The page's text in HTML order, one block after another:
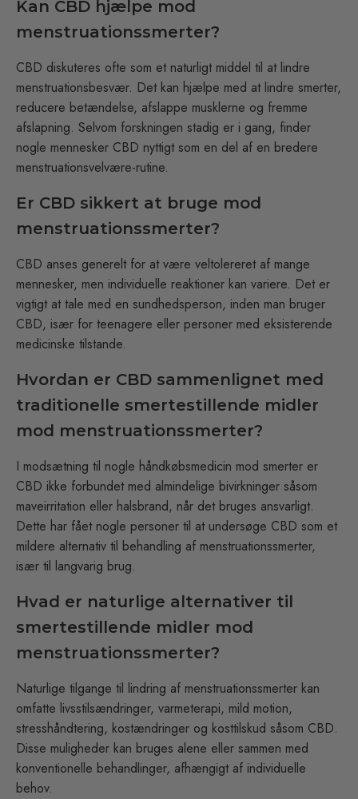
Kan CBD hjælpe mod
menstruationssmerter?
CBD diskuteres ofte som et naturligt middel til at lindre
menstruationsbesvær. Det kan hjælpe med at lindre smerter,
reducere betændelse, afslappe musklerne og fremme
afslapning. Selvom forskningen stadig er i gang, finder
nogle mennesker CBD nyttigt som en del af en bredere
menstruationsvelvære-rutine.
Er CBD sikkert at bruge mod
menstruationssmerter?
CBD anses generelt for at være veltolereret af mange
mennesker, men individuelle reaktioner kan variere. Det er
vigtigt at tale med en sundhedsperson, inden man bruger
CBD, især for teenagere eller personer med eksisterende
medicinske tilstande.
Hvordan er CBD sammenlignet med
traditionelle smertestillende midler
mod menstruationssmerter?
I modsætning til nogle håndkøbsmedicin mod smerter er
CBD ikke forbundet med almindelige bivirkninger såsom
maveirritation eller halsbrand, når det bruges ansvarligt.
Dette har fået nogle personer til at undersøge CBD som et
mildere alternativ til behandling af menstruationssmerter,
især til langvarig brug.
Hvad er naturlige alternativer til
smertestillende midler mod
menstruationssmerter?
Naturlige tilgange til lindring af menstruationssmerter kan
omfatte livsstilsændringer, varmeterapi, mild motion,
stresshåndtering, kostændringer og kosttilskud såsom CBD.
Disse muligheder kan bruges alene eller sammen med
konventionelle behandlinger, afhængigt af individuelle
behov.